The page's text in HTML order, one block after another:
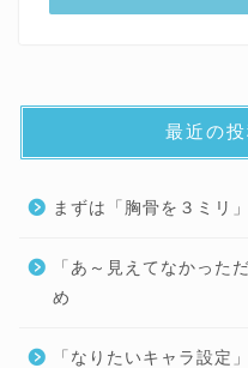
最近の
まずは「胸骨を３ミリ
「あ～見えてなかった
め
「なりたいキャラ設定